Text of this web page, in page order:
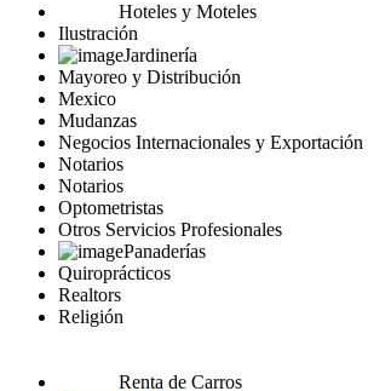
Hoteles y Moteles
Ilustración
Jardinería
Mayoreo y Distribución
Mexico
Mudanzas
Negocios Internacionales y Exportación
Notarios
Notarios
Optometristas
Otros Servicios Profesionales
Panaderías
Quiroprácticos
Realtors
Religión
Renta de Carros